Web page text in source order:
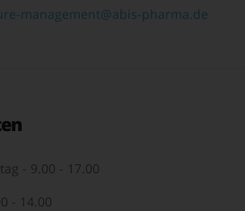
management@abis-pharma.de
- 9.00 - 17.00
- 14.00